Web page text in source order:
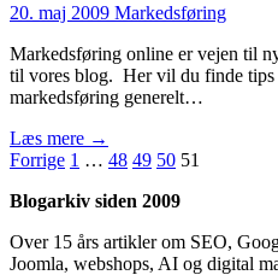
20. maj 2009 Markedsføring
Markedsføring online er vejen til
til vores blog. Her vil du finde tips
markedsføring generelt…
Læs mere →
Indlægsinddeling
Forrige 1 … 48 49 50 51
Blogarkiv siden 2009
Over 15 års artikler om SEO,
Joomla, webshops, AI og digital